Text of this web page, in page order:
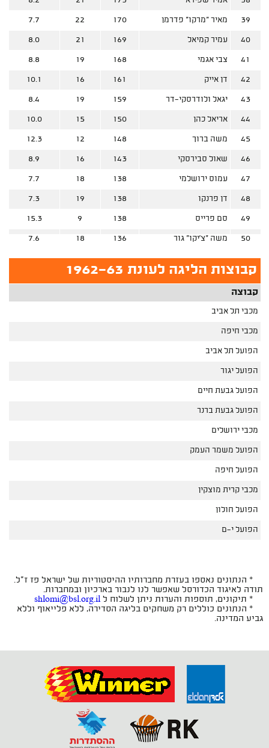
39 מאיר "מרקו" פדרמן 170
22
7.7
40 עמיר קמיאל 169
21
8.0
41 צבי אגמי 168
19
8.8
42 דן אייק 161
16
10.1
43 יגאל ולודרסקי-דר 159
19
8.4
44 אריאל כהן 150
15
10.0
45 משה ברוך 148
12
12.3
46 שאול סבירסקי 143
16
8.9
47 עמוס ירושלמי 138
18
7.7
48 דן פרנקו 138
19
7.3
49 סם פרייס 138
9
15.3
50 משה "צ'יקו" גור 136
18
7.6
קבוצות הליגה לעונת 1962-63
קבוצה
מכבי תל אביב
מכבי חיפה
הפועל תל אביב
הפועל יגור
הפועל גבעת חיים
הפועל גבעת ברנר
מכבי ירושלים
הפועל משמר העמק
הפועל חיפה
מכבי קרית מוצקין
הפועל חולון
הפועל י-ם
* הנתונים נאספו בעזרת מחברותיו ההיסטוריות של ישראל פז ז"ל.
תודה לאיגוד הכדורסל שאפשר לנו לנבור בארכיון ובמחברות.
* תיקונים, תוספות והערות ניתן לשלוח ל shlomi@bsl.org.il
* הנתונים כוללים רק משחקים בליגה הסדירה, ללא פלייאוף וללא
גביע המדינה.